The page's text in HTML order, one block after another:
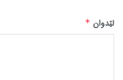
لێدوان*